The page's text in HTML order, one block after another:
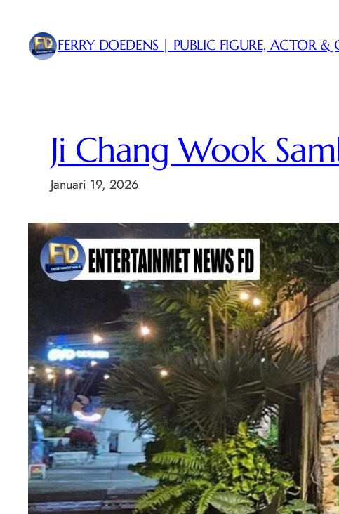
konten
FERRY DOEDENS | PUBLIC FIGURE, ACTOR &
Ji Chang Wook
Januari 19, 2026